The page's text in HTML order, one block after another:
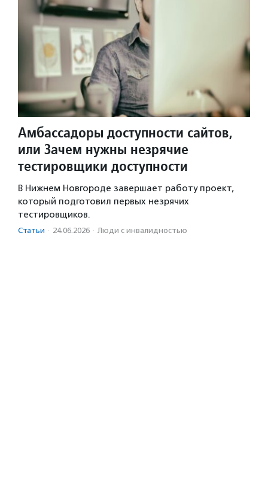
Амбассадоры доступности сайтов,
или Зачем нужны незрячие
тестировщики доступности
В Нижнем Новгороде завершает работу проект,
который подготовил первых незрячих
тестировщиков.
Статьи · 24.06.2026 · Люди с инвалидностью